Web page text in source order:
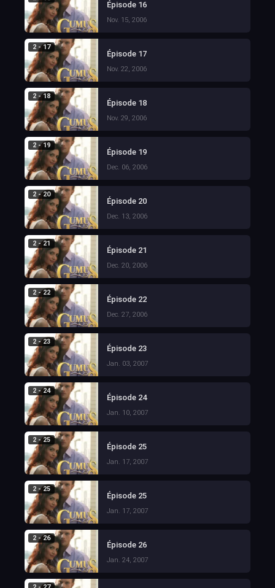
Épisode 16
Nov. 15, 2006
2 - 17
Épisode 17
Nov. 22, 2006
2 - 18
Épisode 18
Nov. 29, 2006
2 - 19
Épisode 19
Dec. 06, 2006
2 - 20
Épisode 20
Dec. 13, 2006
2 - 21
Épisode 21
Dec. 20, 2006
2 - 22
Épisode 22
Dec. 27, 2006
2 - 23
Épisode 23
Jan. 03, 2007
2 - 24
Épisode 24
Jan. 10, 2007
2 - 25
Épisode 25
Jan. 17, 2007
2 - 25
Épisode 25
Jan. 17, 2007
2 - 26
Épisode 26
Jan. 24, 2007